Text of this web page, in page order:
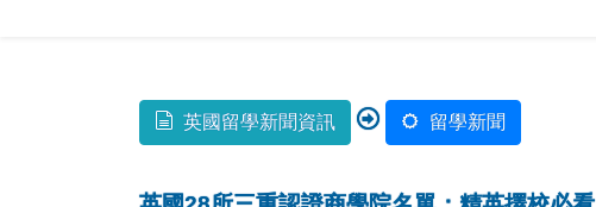
英國留學新聞資訊 留學新聞